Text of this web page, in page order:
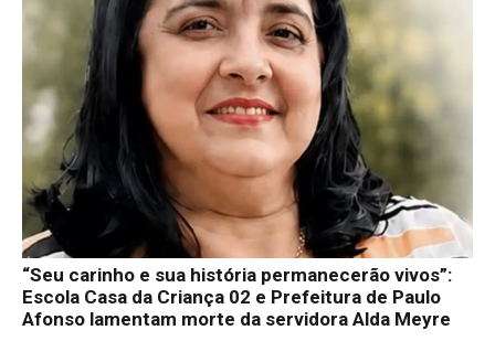
“Seu carinho e sua história permanecerão vivos”:
Escola Casa da Criança 02 e Prefeitura de Paulo
Afonso lamentam morte da servidora Alda Meyre